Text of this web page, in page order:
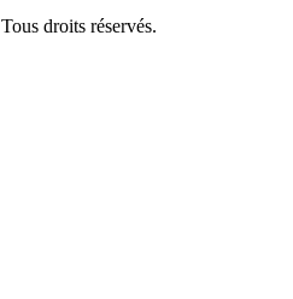
Tous droits réservés.